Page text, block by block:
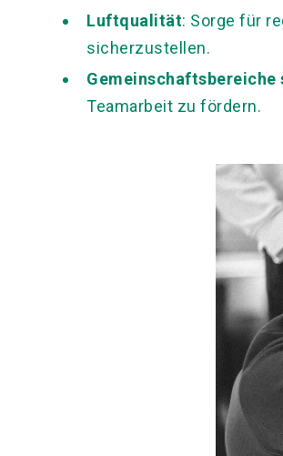
Luftqualität: Sorge für
sicherzustellen.
Gemeinschaftsbereiche
Teamarbeit zu fördern.